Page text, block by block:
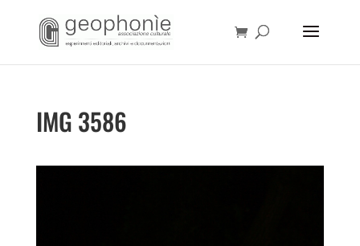
IMG 3586